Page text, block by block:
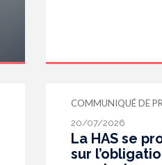
COMMUNIQUÉ DE
20/07/2026
La HAS se
sur